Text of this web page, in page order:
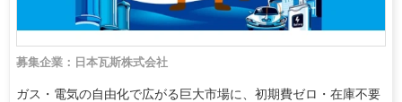
募集企業：日本瓦斯株式会社
ガス・電気の自由化で広がる巨大市場に、初期費ゼロ・在庫不要